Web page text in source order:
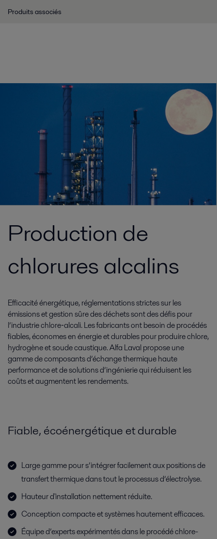
Produits associés
Production de
chlorures alcalins
Efficacité énergétique, réglementations strictes sur les
émissions et gestion sûre des déchets sont des défis pour
l’industrie chlore‑alcali. Les fabricants ont besoin de procédés
fiables, économes en énergie et durables pour produire chlore,
hydrogène et soude caustique. Alfa Laval propose une
gamme de composants d’échange thermique haute
performance et de solutions d’ingénierie qui réduisent les
coûts et augmentent les rendements.
Fiable, écoénergétique et durable
Large gamme pour s’intégrer facilement aux positions de
transfert thermique dans tout le processus d’électrolyse.
Hauteur d'installation nettement réduite.
Conception compacte et systèmes hautement efficaces.
Équipe d’experts expérimentés dans le procédé chlore-